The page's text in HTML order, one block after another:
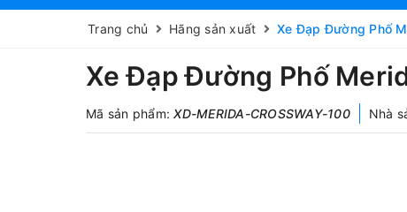
Trang chủ Hãng sản xuất Xe Đạp Đường Phố
Xe Đạp Đường Phố
Mã sản phẩm:XD-MERIDA-CROSSWAY-100 Nhà